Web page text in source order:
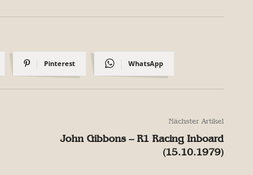
Pinterest WhatsApp
Nächster Artikel
John Gibbons – R1 Racing Inboard
(15.10.1979)